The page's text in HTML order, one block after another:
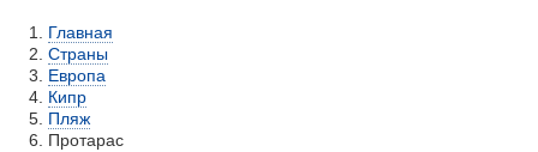
Главная
Страны
Европа
Кипр
Пляж
Протарас